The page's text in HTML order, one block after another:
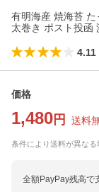
有明海産 焼海苔
太巻き ポスト投函
4.11
価格
1,480 円 送料
条件により送料が異なる
全額PayPay残高で